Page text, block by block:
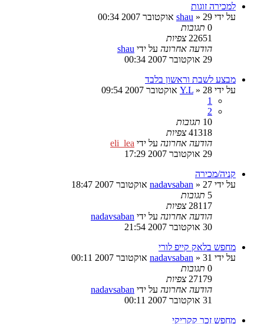
למכירה זוגות
על ידי
shau » 29 אוקטובר 2007 00:34
0 תגובות
22651 צפיות
הודעה אחרונה על ידי shau
29 אוקטובר 2007 00:34
מבצע לשבת וראשון בלבד
על ידי
Y.L » 28 אוקטובר 2007 09:54
1
2
10 תגובות
41318 צפיות
הודעה אחרונה על ידי eli_lea
29 אוקטובר 2007 17:29
קניה/מכירה
על ידי
nadavsaban » 27 אוקטובר 2007 18:47
5 תגובות
28117 צפיות
הודעה אחרונה על ידי nadavsaban
30 אוקטובר 2007 21:54
מחפש בלאק קייפ לורי
על ידי
nadavsaban » 31 אוקטובר 2007 00:11
0 תגובות
27179 צפיות
הודעה אחרונה על ידי nadavsaban
31 אוקטובר 2007 00:11
מחפש זכר קקריקי